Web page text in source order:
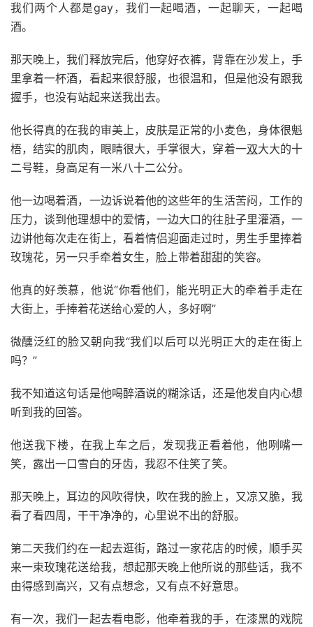
我们两个人都是gay，我们一起喝酒，一起聊天，一起喝
酒。
那天晚上，我们释放完后，他穿好衣裤，背靠在沙发上，手
里拿着一杯酒，看起来很舒服，也很温和，但是他没有跟我
握手，也没有站起来送我出去。
他长得真的在我的审美上，皮肤是正常的小麦色，身体很魁
梧，结实的肌肉，眼睛很大，手掌很大，穿着一双大大的十
二号鞋，身高足有一米八十二公分。
他一边喝着酒，一边诉说着他的这些年的生活苦闷，工作的
压力，谈到他理想中的爱情，一边大口的往肚子里灌酒，一
边讲他每次走在街上，看着情侣迎面走过时，男生手里捧着
玫瑰花，另一只手牵着女生，脸上带着甜甜的笑容。
他真的好羡慕，他说“你看他们，能光明正大的牵着手走在
大街上，手捧着花送给心爱的人，多好啊”
微醺泛红的脸又朝向我“我们以后可以光明正大的走在街上
吗？”
我不知道这句话是他喝醉酒说的糊涂话，还是他发自内心想
听到我的回答。
他送我下楼，在我上车之后，发现我正看着他，他咧嘴一
笑，露出一口雪白的牙齿，我忍不住笑了笑。
那天晚上，耳边的风吹得快，吹在我的脸上，又凉又脆，我
看了看四周，干干净净的，心里说不出的舒服。
第二天我们约在一起去逛街，路过一家花店的时候，顺手买
来一束玫瑰花送给我，想起那天晚上他所说的那些话，我不
由得感到高兴，又有点想念，又有点不好意思。
有一次，我们一起去看电影，他牵着我的手，在漆黑的戏院